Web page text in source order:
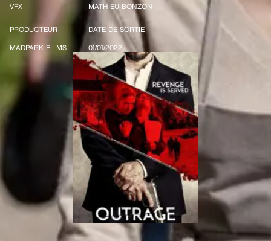
VFX
MATHIEU BONZON
PRODUCTEUR
MADPARK FILMS
DATE DE SORTIE
01/01/2022